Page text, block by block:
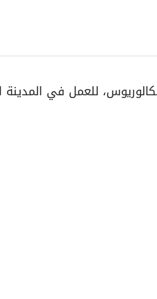
للعمل في المدينة